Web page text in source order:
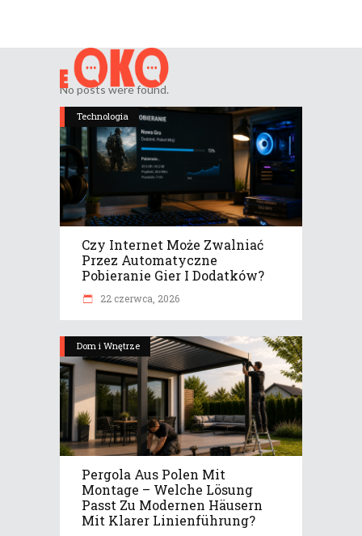
No posts were found.
Technologia
Czy Internet Może Zwalniać
Przez Automatyczne
Pobieranie Gier I Dodatków?
22 czerwca, 2026
Dom i Wnętrze
Pergola Aus Polen Mit
Montage – Welche Lösung
Passt Zu Modernen Häusern
Mit Klarer Linienführung?